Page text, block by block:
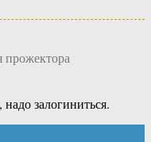
прожектора
залогиниться.